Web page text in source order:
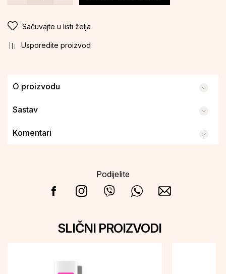
Sačuvajte u listi želja
Usporedite proizvod
O proizvodu
Sastav
Komentari
Podijelite
SLIČNI PROIZVODI